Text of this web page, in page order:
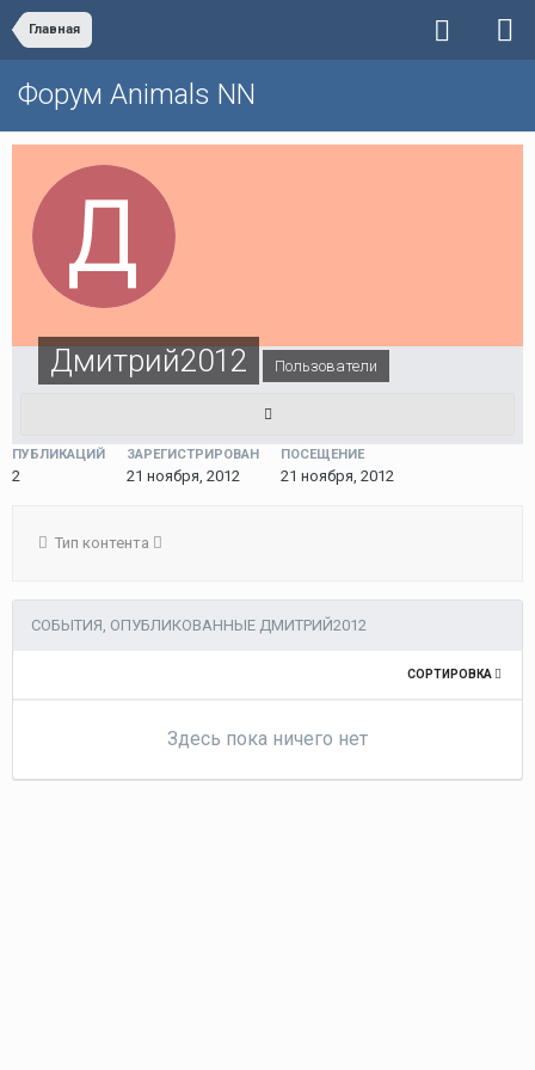
Главная
Форум Animals NN
Дмитрий2012 Пользователи
ПУБЛИКАЦИЙ
2
ЗАРЕГИСТРИРОВАН
21 ноября, 2012
ПОСЕЩЕНИЕ
21 ноября, 2012
Тип контента
СОБЫТИЯ, ОПУБЛИКОВАННЫЕ ДМИТРИЙ2012
СОРТИРОВКА
Здесь пока ничего нет